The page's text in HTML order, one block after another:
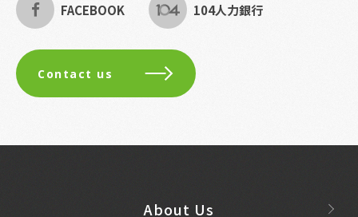
FACEBOOK 104人力銀行
Contact us
About Us